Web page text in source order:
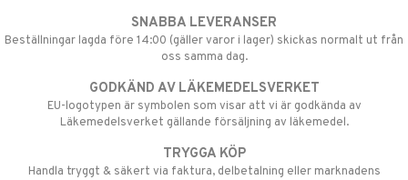
SNABBA LEVERANSER
Beställningar lagda före 14:00 (gäller varor i lager) skickas normalt ut från
oss samma dag.
GODKÄND AV LÄKEMEDELSVERKET
EU-logotypen är symbolen som visar att vi är godkända av
Läkemedelsverket gällande försäljning av läkemedel.
TRYGGA KÖP
Handla tryggt & säkert via faktura, delbetalning eller marknadens